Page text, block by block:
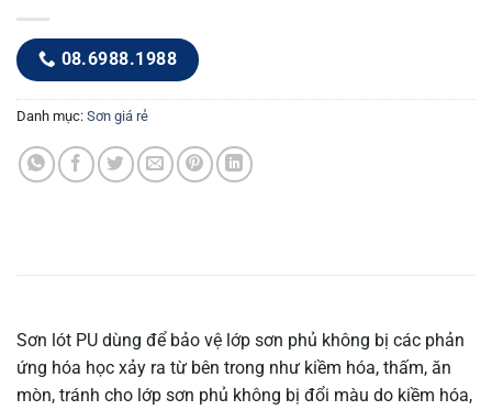
08.6988.1988
Danh mục: Sơn giá rẻ
Sơn lót PU dùng để bảo vệ lớp sơn phủ không bị các phản
ứng hóa học xảy ra từ bên trong như kiềm hóa, thấm, ăn
mòn, tránh cho lớp sơn phủ không bị đổi màu do kiềm hóa,